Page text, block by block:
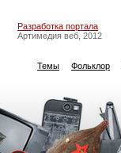
Разработка портала
Артимедия веб, 2012
Темы Фольклор